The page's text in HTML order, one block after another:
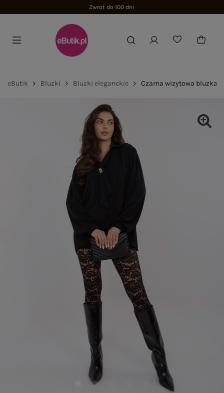
Zwrot do 100 dni
eButik Bluzki Bluzki eleganckie Czarna wizytowa bluzka